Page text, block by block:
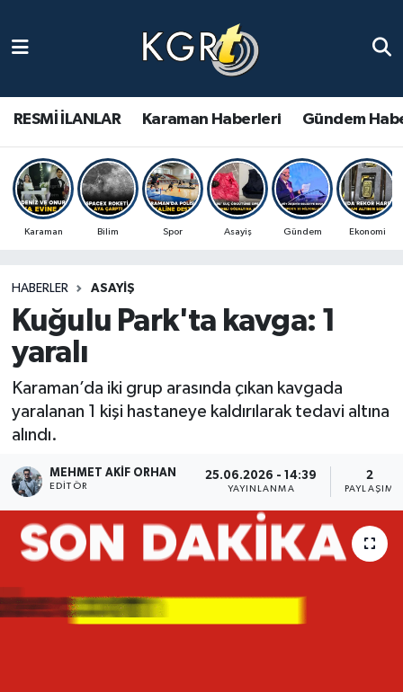
RESMİ İLANLAR Karaman Haberleri Gündem
Karaman Bilim Spor Asayiş Gündem Ekonomi
HABERLER ASAYIŞ
Kuğulu Park'ta kavga: 1
yaralı
Karaman’da iki grup arasında çıkan kavgada
yaralanan 1 kişi hastaneye kaldırılarak tedavi altına
alındı.
MEHMET AKIF ORHAN
EDITÖR
25.06.2026 - 14:39
YAYINLANMA
2
PAYLAŞIM
Gündem Haberleri
Güncel Haberler
Spor Haberleri
Ulusal Haberler
Vefat Edenler